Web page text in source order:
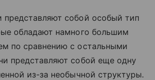
представляют собой особый тип
обладают намного большим
по сравнению с остальными
представляют собой еще одну
из-за необычной структуры.